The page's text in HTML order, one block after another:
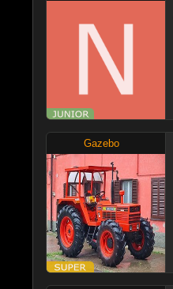
Gazebo